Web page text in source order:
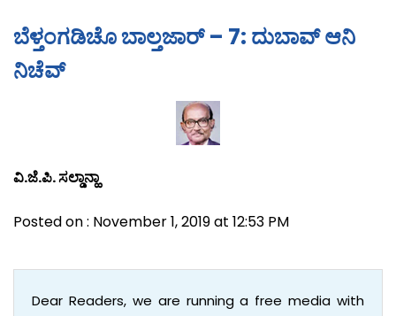
ಬೆಳ್ತಂಗಡಿಚೊ ಬಾಲ್ತಜಾರ್ – 7: ದುಬಾವ್ ಆನಿ
ನಿಚೆವ್
ವಿ.ಜೆ.ಪಿ. ಸಲ್ಡಾನ್ಹಾ
Posted on : November 1, 2019 at 12:53 PM
Dear Readers, we are running a free media with